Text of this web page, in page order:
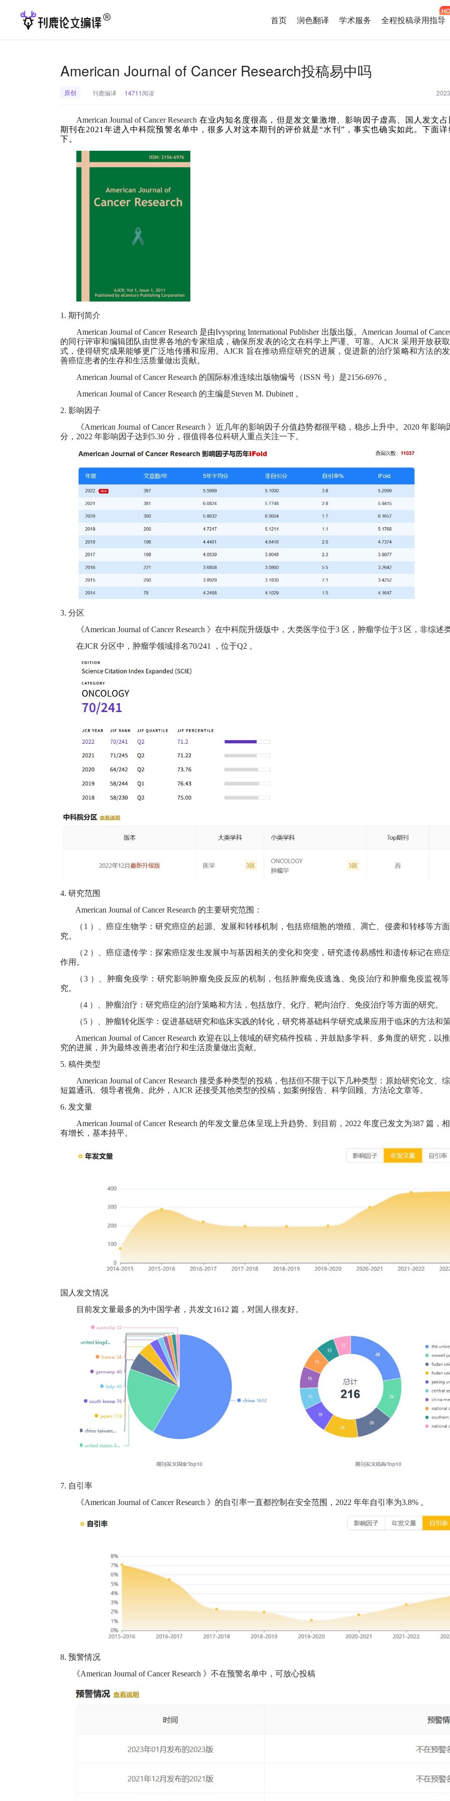
首页 润色翻译 学术服务 全程投稿录用指导
American Journal of Cancer Research投稿易中吗
原创 刊鹿编译 14711阅读
American Journal of Cancer Research 在业内知名度很高，但是发文量激增、影响因子虚高、国人发文
期刊在2021年进入中科院预警名单中，很多人对这本期刊的评价就是“水刊”，事实也确实如此。下面
下。
1. 期刊简介
American Journal of Cancer Research 是由Ivyspring International Publisher出版出版。 American Journal of
的同行评审和编辑团队由世界各地的专家组成，确保所发表的论文在科学上严谨、可靠。 AJCR 采用开放获
式，使得研究成果能够更广泛地传播和应用。 AJCR 旨在推动癌症研究的进展，促进新的治疗策略和方法的
善癌症患者的生存和生活质量做出贡献。
American Journal of Cancer Research 的国际标准连续出版物编号（ISSN 号）是2156-6976 。
American Journal of Cancer Research 的主编是Steven M. Dubinett 。
2. 影响因子
《American Journal of Cancer Research 》近几年的影响因子分值趋势都很平稳，稳步上升中。 2020 年影响
分， 2022 年影响因子达到 5.30 分，很值得各位科研人重点关注一下。
3. 分区
《American Journal of Cancer Research 》在中科院升级版中，大类医学位于3 区，肿瘤学位于3 区，非综述
在JCR 分区中，肿瘤学领域排名70/241 ，位于Q2 。
4. 研究范围
American Journal of Cancer Research 的主要研究范围：
（ 1 ）、癌症生物学：研究癌症的起源、发展和转移机制，包括癌细胞的增殖、凋亡、侵袭和转移等方
究。
（ 2 ）、癌症遗传学：探索癌症发生发展中与基因相关的变化和突变，研究遗传易感性和遗传标记在癌
作用。
（3）、肿瘤免疫学：研究影响肿瘤免疫反应的机制，包括肿瘤免疫逃逸、免疫治疗和肿瘤免疫监视
究。
（4 ）、肿瘤治疗：研究癌症的治疗策略和方法，包括放疗、化疗、靶向治疗、免疫治疗等方面的研究。
（5 ）、肿瘤转化医学：促进基础研究和临床实践的转化，研究将基础科学研究成果应用于临床的方法和
American Journal of Cancer Research 欢迎在以上领域的研究稿件投稿，并鼓励多学科、多角度的研究，以
究的进展，并为最终改善患者治疗和生活质量做出贡献。
5. 稿件类型
American Journal of Cancer Research 接受多种类型的投稿，包括但不限于以下几种类型：原始研究论文、
短篇通讯、领导者视角。此外， AJCR 还接受其他类型的投稿，如案例报告、科学回顾、方法论文章等。
6. 发文量
American Journal of Cancer Research 的年发文量总体呈现上升趋势。到目前， 2022 年度已发文为387 篇，
有增长，基本持平。
国人发文情况
目前发文量最多的为中国学者，共发文1612 篇，对国人很友好。
7. 自引率
《American Journal of Cancer Research 》的自引率一直都控制在安全范围， 2022 年年自引率为3.8% 。
8. 预警情况
《American Journal of Cancer Research 》不在预警名单中，可放心投稿